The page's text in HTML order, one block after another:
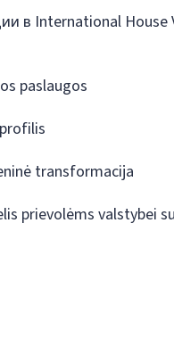
в International House
paslaugos
transformacija
prievolėms valstybei